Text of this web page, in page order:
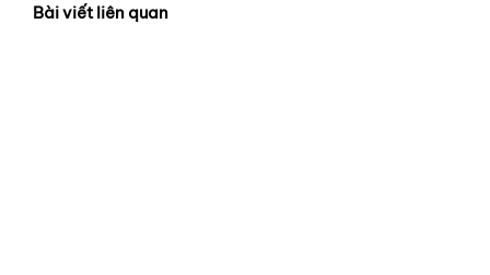
Bài viết liên quan